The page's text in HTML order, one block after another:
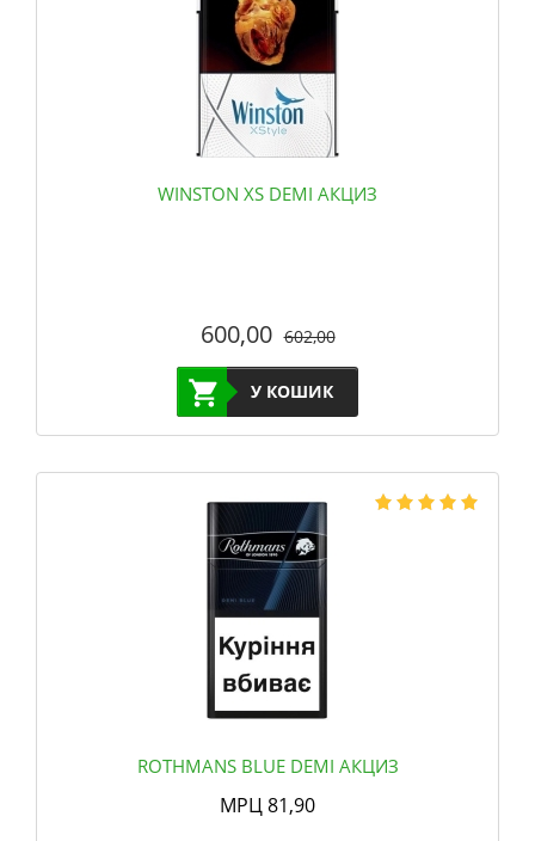
WINSTON XS DEMI АКЦИЗ
600,00 602,00
У КОШИК
ROTHMANS BLUE DEMI АКЦИЗ
МРЦ 81,90